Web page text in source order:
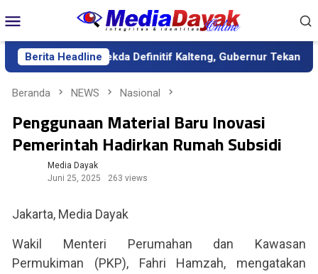
ke
kontenMobile
Berita Headline
Sekda Definitif Kalteng, Gubernur Tekankan Kerja
Beranda NEWS Nasional
Penggunaan Material Baru Inovasi
Pemerintah Hadirkan Rumah Subsidi
Media Dayak
Juni 25, 2025
263 views
Jakarta, Media Dayak
Wakil Menteri Perumahan dan Kawasan
Permukiman (PKP), Fahri Hamzah, mengatakan